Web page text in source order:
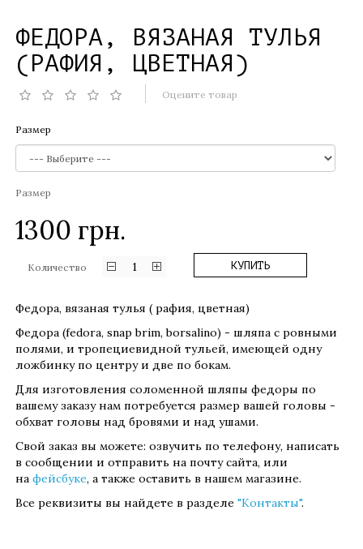
ФЕДОРА, ВЯЗАНАЯ ТУЛЬЯ
(РАФИЯ, ЦВЕТНАЯ)
Оцените товар
Размер
Размер
1300 грн.
Количество 1 КУПИТЬ
Федора, вязаная тулья ( рафия, цветная)
Федора (fedora, snap brim, borsalino) - шляпа с ровными
полями, и тропециевидной тульей, имеющей одну
ложбинку по центру и две по бокам.
Для изготовления соломенной шляпы федоры по
вашему заказу нам потребуется размер вашей головы -
обхват головы над бровями и над ушами.
Свой заказ вы можете: озвучить по телефону, написать
в сообщении и отправить на почту сайта, или
нафейсбуке, а также оставить в нашем магазине.
Все реквизиты вы найдете в разделе"Контакты".